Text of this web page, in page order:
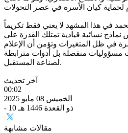
في هذا المشهد لا يعني فقط تكريماً
نسائية قيادية تمتلك القدرة على
في ظل المتغيرات وتؤمن أن الإعلام
مسؤوليات منفصلة بل أدوات مترابطة
لصناعة المستقبل.
آخر تحديث
00:02
الخميس 08 مايو 2025
- 10 ذو القعدة 1446 هـ
مقالات مشابهة